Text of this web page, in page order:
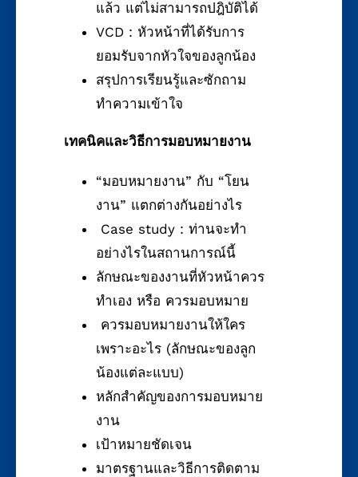
แล้ว แต่ไม่สามารถปฎิบัติได้
VCD : หัวหน้าที่ได้รับการ
ยอมรับจากหัวใจของลูกน้อง
สรุปการเรียนรู้และซักถาม
ทำความเข้าใจ
เทคนิคและวิธีการมอบหมายงาน
“มอบหมายงาน” กับ “โยน
งาน” แตกต่างกันอย่างไร
Case study : ท่านจะทำ
อย่างไรในสถานการณ์นี้
ลักษณะของงานที่หัวหน้าควร
ทำเอง หรือ ควรมอบหมาย
ควรมอบหมายงานให้ใคร
เพราะอะไร (ลักษณะของลูก
น้องแต่ละแบบ)
หลักสำคัญของการมอบหมาย
งาน
เป้าหมายชัดเจน
มาตรฐานและวิธีการติดตาม